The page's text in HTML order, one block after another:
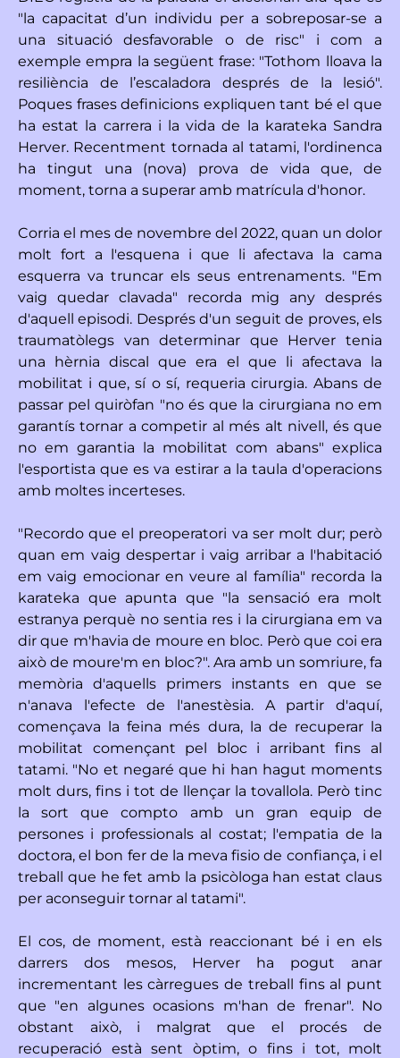
"la capacitat d’un individu per a sobreposar-se a
una situació desfavorable o de risc" i com a
exemple empra la següent frase: "Tothom lloava la
resiliència de l’escaladora després de la lesió".
Poques frases definicions expliquen tant bé el que
ha estat la carrera i la vida de la karateka Sandra
Herver. Recentment tornada al tatami, l'ordinenca
ha tingut una (nova) prova de vida que, de
moment, torna a superar amb matrícula d'honor.
Corria el mes de novembre del 2022, quan un dolor
molt fort a l'esquena i que li afectava la cama
esquerra va truncar els seus entrenaments. "Em
vaig quedar clavada" recorda mig any després
d'aquell episodi. Després d'un seguit de proves, els
traumatòlegs van determinar que Herver tenia
una hèrnia discal que era el que li afectava la
mobilitat i que, sí o sí, requeria cirurgia. Abans de
passar pel quiròfan "no és que la cirurgiana no em
garantís tornar a competir al més alt nivell, és que
no em garantia la mobilitat com abans" explica
l'esportista que es va estirar a la taula d'operacions
amb moltes incerteses.
"Recordo que el preoperatori va ser molt dur; però
quan em vaig despertar i vaig arribar a l'habitació
em vaig emocionar en veure al família" recorda la
karateka que apunta que "la sensació era molt
estranya perquè no sentia res i la cirurgiana em va
dir que m'havia de moure en bloc. Però que coi era
això de moure'm en bloc?". Ara amb un somriure, fa
memòria d'aquells primers instants en que se
n'anava l'efecte de l'anestèsia. A partir d'aquí,
començava la feina més dura, la de recuperar la
mobilitat començant pel bloc i arribant fins al
tatami. "No et negaré que hi han hagut moments
molt durs, fins i tot de llençar la tovallola. Però tinc
la sort que compto amb un gran equip de
persones i professionals al costat; l'empatia de la
doctora, el bon fer de la meva fisio de confiança, i el
treball que he fet amb la psicòloga han estat claus
per aconseguir tornar al tatami".
El cos, de moment, està reaccionant bé i en els
darrers dos mesos, Herver ha pogut anar
incrementant les càrregues de treball fins al punt
que "en algunes ocasions m'han de frenar". No
obstant això, i malgrat que el procés de
recuperació està sent òptim, o fins i tot, molt